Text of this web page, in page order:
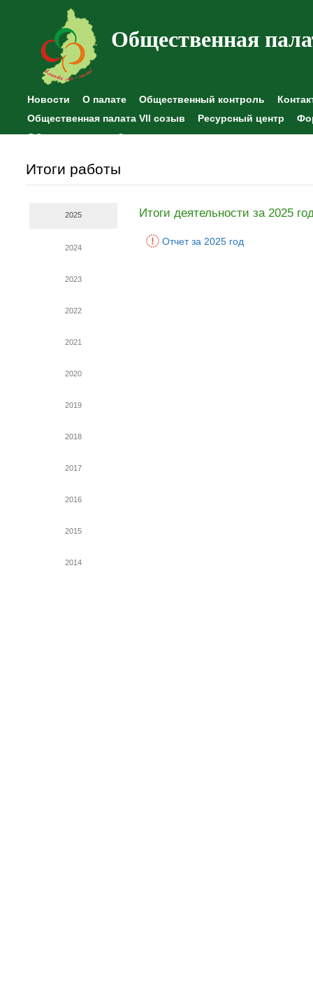
Общественная
Новости О палате Общественный контроль
Общественная палата VII созыв
Ресурсный центр
Общественные наблюдения
Итоги работы
2025
2024
2023
2022
2021
2020
2019
2018
2017
2016
2015
2014
Итоги деятельности за 2025
Отчет за 2025 год